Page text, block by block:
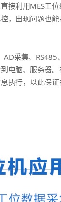
接利用MES工
，出现问题也
采集、RS485
电脑、服务器
执行，以此保